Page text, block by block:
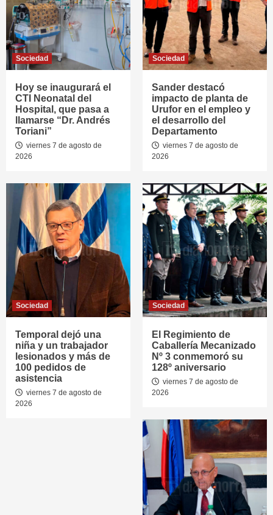
Sociedad
Hoy se inaugurará el
CTI Neonatal del
Hospital, que pasa a
llamarse “Dr. Andrés
Toriani”
viernes 7 de agosto de
2026
Sociedad
Sander destacó
impacto de planta de
Urufor en el empleo y
el desarrollo del
Departamento
viernes 7 de agosto de
2026
Sociedad
Temporal dejó una
niña y un trabajador
lesionados y más de
100 pedidos de
asistencia
viernes 7 de agosto de
2026
Sociedad
El Regimiento de
Caballería Mecanizado
Nº 3 conmemoró su
128º aniversario
viernes 7 de agosto de
2026